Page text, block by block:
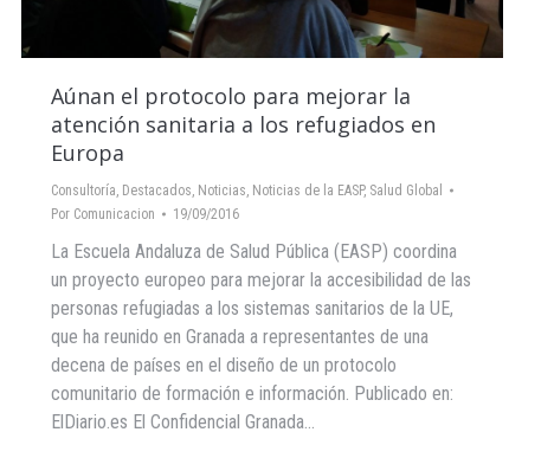
Aúnan el protocolo para mejorar la
atención sanitaria a los refugiados en
Europa
Consultoría Destacados Noticias Noticias de la EASP, Salud Global
Por Comunicacion 19/09/2016
La Escuela Andaluza de Salud Pública (EASP) coordina
un proyecto europeo para mejorar la accesibilidad de las
personas refugiadas a los sistemas sanitarios de la UE,
que ha reunido en Granada a representantes de una
decena de países en el diseño de un protocolo
comunitario de formación e información. Publicado en:
ElDiario.es El Confidencial Granada…